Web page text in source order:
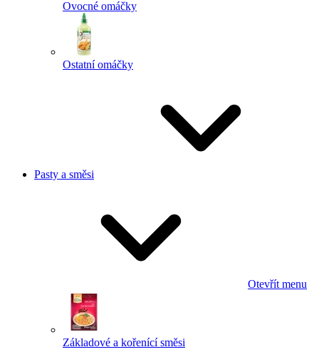
Ovocné omáčky
Ostatní omáčky
Pasty a směsi
Otevřít menu
Základové a kořenící směsi